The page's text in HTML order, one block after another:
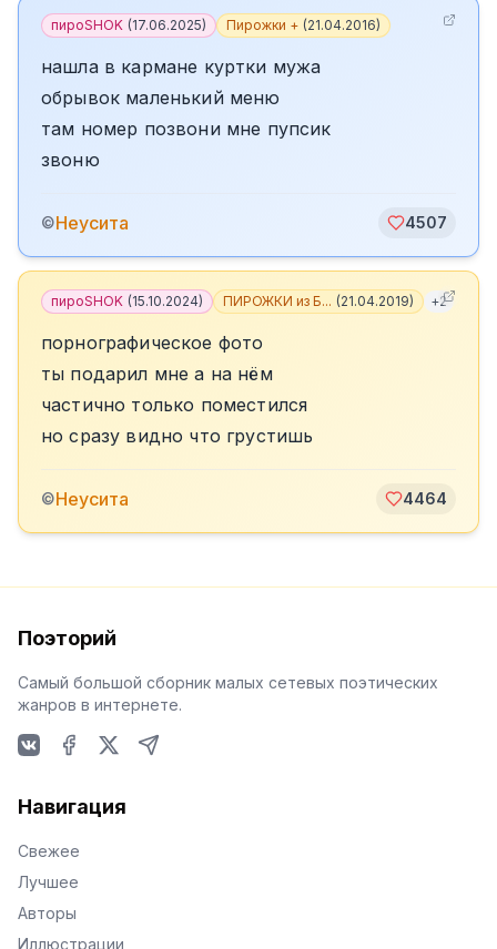
пироSHOK (17.06.2025) Пирожки + (21.04.2016)
нашла в кармане куртки мужа
обрывок маленький меню
там номер позвони мне пупсик
звоню
©Неусита 4507
пироSHOK (15.10.2024) ПИРОЖКИ из Б... (21.04.2019) +2
порнографическое фото
ты подарил мне а на нём
частично только поместился
но сразу видно что грустишь
©Неусита 4464
Поэторий
Самый большой сборник малых сетевых поэтических
жанров в интернете.
Навигация
Свежее
Лучшее
Авторы
Иллюстрации